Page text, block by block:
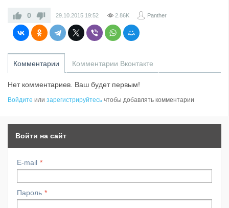
0 29.10.2015 19:52 2.86K Panther
Комментарии Комментарии Вконтакте
Нет комментариев. Ваш будет первым!
Войдите или зарегистрируйтесь чтобы добавлять комментарии
Войти на сайт
E-mail
Пароль